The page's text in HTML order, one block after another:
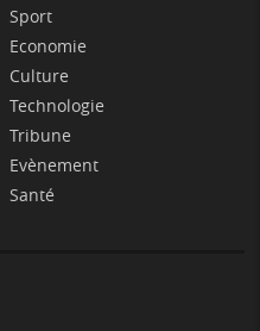
Sport
Economie
Culture
Technologie
Tribune
Evènement
Santé